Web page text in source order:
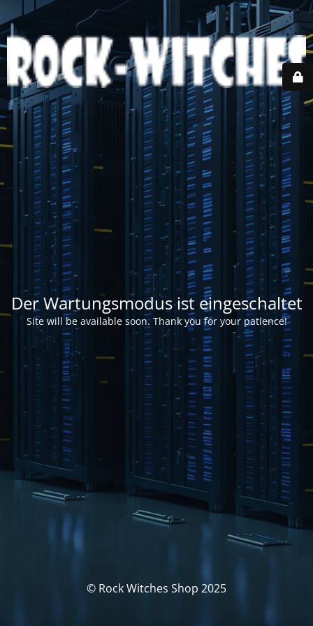
Der Wartungsmodus ist eingeschaltet
Site will be available soon. Thank you for your patience!
© Rock Witches Shop 2025